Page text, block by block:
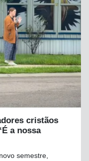
cristãos
a nossa
semestre,